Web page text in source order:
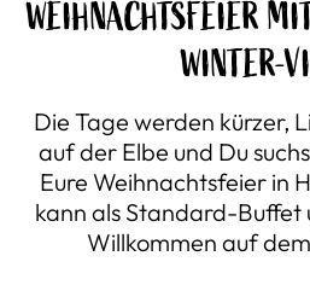
WEIHNACHTSFEIER
WINTER-
Die Tage werden kürzer,
auf der Elbe und Du
Eure Weihnachtsfeier in
kann als Standard-Buffet
Willkommen auf